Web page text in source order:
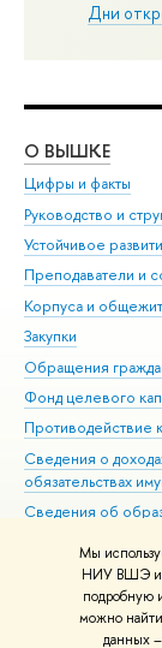
Мы
НИУ ВШЭ и
подробную
можно найти
данных –
Дни
О ВЫШКЕ
Цифры и факты
Руководство и
Устойчивое
Преподаватели и
Корпуса и
Закупки
Обращения
Фонд целевого
Противодействие
Сведения о
обязательствах
Сведения об
Людям с
Единая платежная
Работа в Вышке